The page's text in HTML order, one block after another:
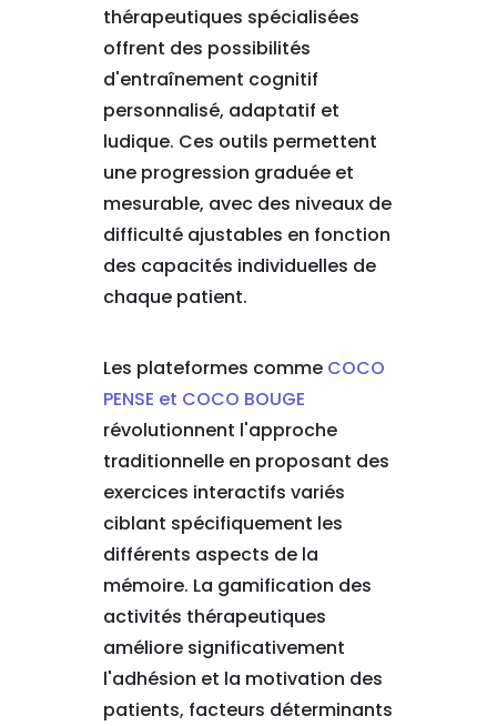
thérapeutiques spécialisées
offrent des possibilités
d'entraînement cognitif
personnalisé, adaptatif et
ludique. Ces outils permettent
une progression graduée et
mesurable, avec des niveaux de
difficulté ajustables en fonction
des capacités individuelles de
chaque patient.
Les plateformes comme COCO
PENSE et COCO BOUGE
révolutionnent l'approche
traditionnelle en proposant des
exercices interactifs variés
ciblant spécifiquement les
différents aspects de la
mémoire. La gamification des
activités thérapeutiques
améliore significativement
l'adhésion et la motivation des
patients, facteurs déterminants